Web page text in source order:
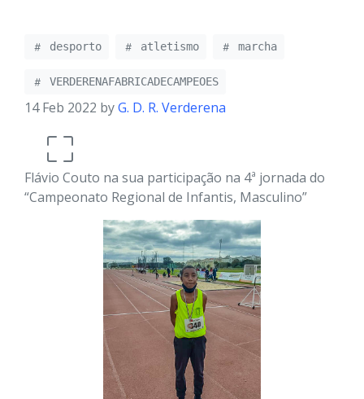
desporto atletismo marcha
VERDERENAFABRICADECAMPEOES
14 Feb 2022 byG. D. R. Verderena
Flávio Couto na sua participação na 4ª jornada do
“Campeonato Regional de Infantis, Masculino”